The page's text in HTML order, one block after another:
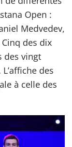
Open :
Medvedev,
des dix
des vingt
des
à celle des